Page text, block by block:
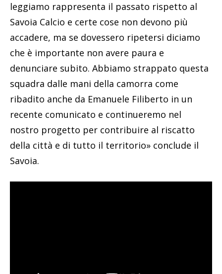
leggiamo rappresenta il passato rispetto al
Savoia Calcio e certe cose non devono più
accadere, ma se dovessero ripetersi diciamo
che è importante non avere paura e
denunciare subito. Abbiamo strappato questa
squadra dalle mani della camorra come
ribadito anche da Emanuele Filiberto in un
recente comunicato e continueremo nel
nostro progetto per contribuire al riscatto
della città e di tutto il territorio» conclude il
Savoia.